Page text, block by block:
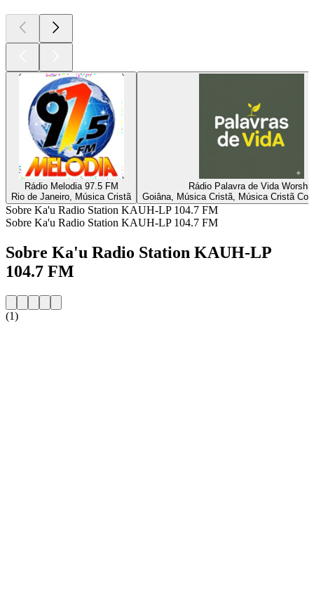
Rádio Melodia 97.5 FM
Rio de Janeiro, Música Cristã
Rádio Palavra de Vida Worship
Goiâna, Música Cristã, Música Cristã
Sobre Ka'u Radio Station KAUH-LP 104.7 FM
Sobre Ka'u Radio Station KAUH-LP 104.7 FM
Sobre Ka'u Radio Station KAUH-LP
104.7 FM
(1)